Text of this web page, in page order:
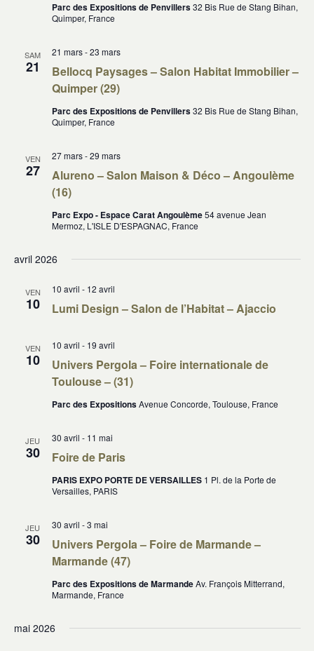
Parc des Expositions de Penvillers32 Bis Rue de Stang Bihan,
Quimper, France
SAM
21
Bellocq Paysages – Salon Habitat Immobilier –
Quimper (29)
21 mars-23 mars
Parc des Expositions de Penvillers32 Bis Rue de Stang Bihan,
Quimper, France
VEN
27
Alureno – Salon Maison & Déco – Angoulème
(16)
27 mars-29 mars
Parc Expo - Espace Carat Angoulème54 avenue Jean
Mermoz, L'ISLE D'ESPAGNAC, France
avril 2026
VEN
10 Lumi Design – Salon de l’Habitat – Ajaccio
10 avril - 12 avril
VEN
10
Univers Pergola – Foire internationale de
Toulouse – (31)
10 avril - 19 avril
Parc des ExpositionsAvenue Concorde, Toulouse, France
JEU
30 Foire de Paris
30 avril - 11 mai
PARIS EXPO PORTE DE VERSAILLES 1 Pl. de la Porte de
Versailles, PARIS
JEU
30
Univers Pergola – Foire de Marmande –
Marmande (47)
30 avril -3 mai
Parc des Expositions de MarmandeAv. François Mitterrand,
Marmande, France
mai 2026